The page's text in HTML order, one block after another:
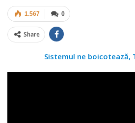
0
1.567
Share
Sistemul ne boicotează,